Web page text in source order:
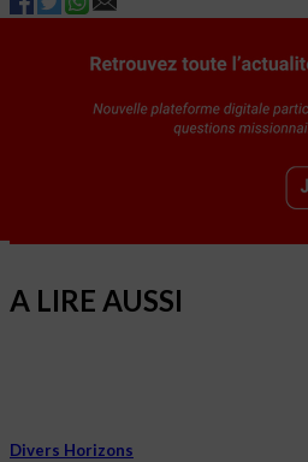
A LIRE AUSSI
Divers Horizons